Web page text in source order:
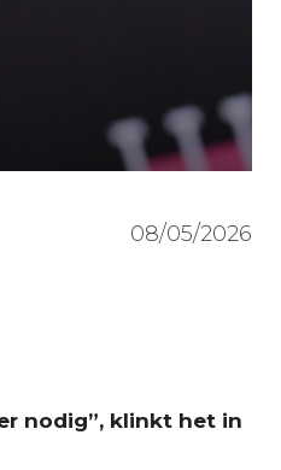
08/05/2026
nodig”, klinkt het in